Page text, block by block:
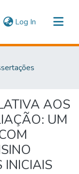
Log In (current)
AOS
UM